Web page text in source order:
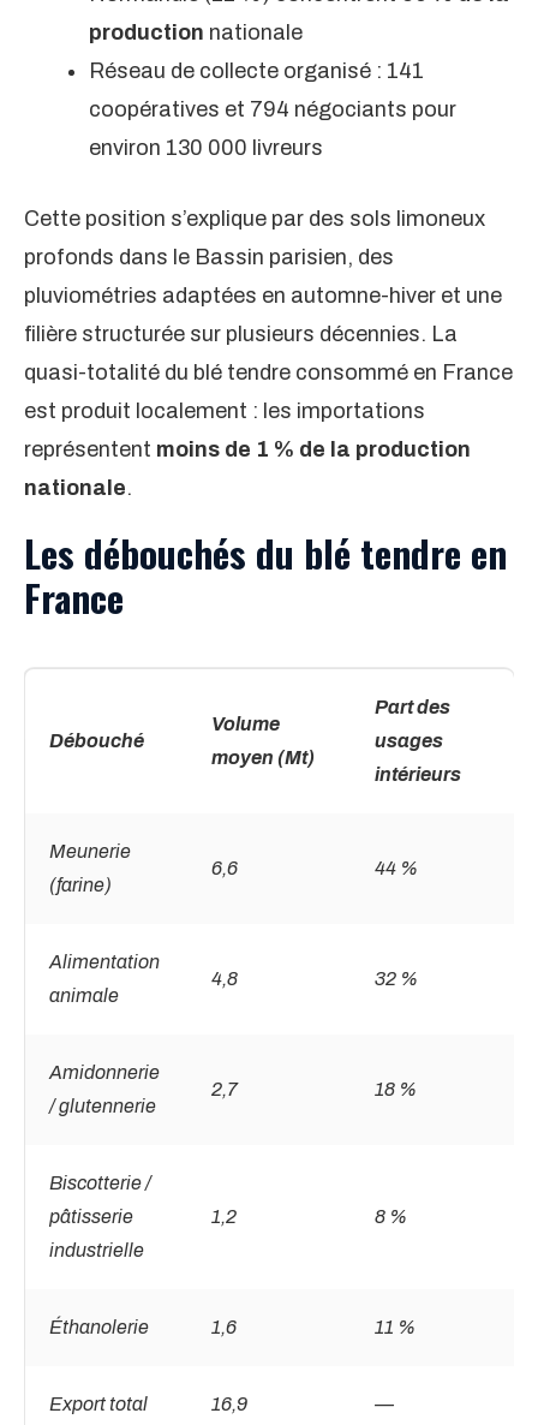
production nationale
Réseau de collecte organisé : 141
coopératives et 794 négociants pour
environ 130 000 livreurs
Cette position s’explique par des sols limoneux
profonds dans le Bassin parisien, des
pluviométries adaptées en automne-hiver et une
filière structurée sur plusieurs décennies. La
quasi-totalité du blé tendre consommé en France
est produit localement : les importations
représentent moins de 1 % de la production
nationale.
Les débouchés du blé tendre en
France
Débouché
Volume
moyen (Mt)
Part des
usages
intérieurs
Meunerie
(farine)
6,6 44 %
Alimentation
animale
4,8 32 %
Amidonnerie
/ glutennerie
2,7 18 %
Biscotterie /
pâtisserie
industrielle
1,2 8 %
Éthanolerie 1,6 11 %
Export total 16,9 —